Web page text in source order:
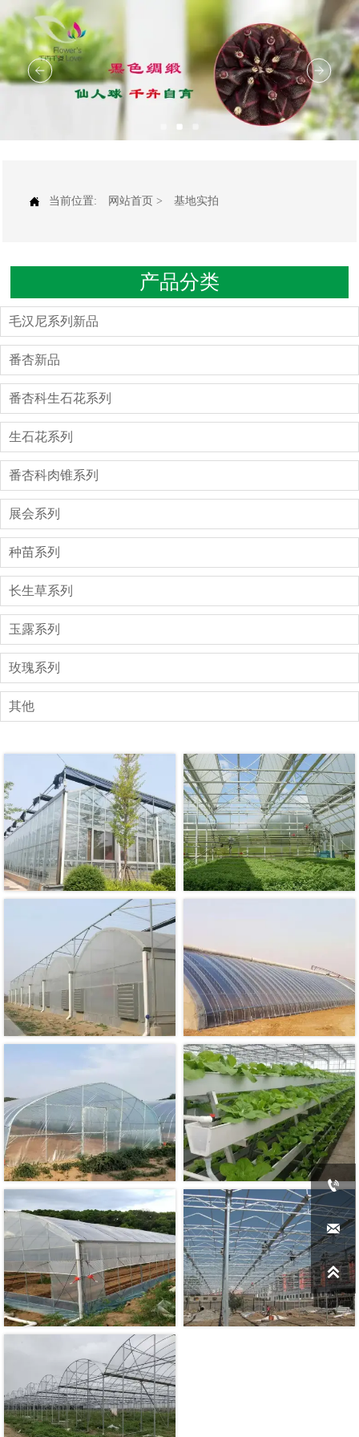
 当前位置: 网站首页 > 基地实拍
产品分类
毛汉尼系列新品
番杏新品
番杏科生石花系列
生石花系列
番杏科肉锥系列
展会系列
种苗系列
长生草系列
玉露系列
玫瑰系列
其他


